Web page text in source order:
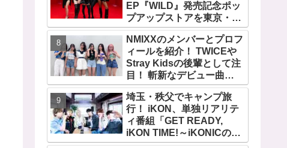
EP『WILD』発売記念ポッ
プアップストアを東京・原
宿で開催 限定グッズも登
場
NMIXXのメンバーとプロフ
ィールを紹介！ TWICEや
Stray Kidsの後輩として注
目！ 斬新なデビュー曲
「O.O」は世界中で話題
に！ 第４世代を代表する美
女ソリュンをはじめ、全員
ビジュアルメンバーといわ
れるその魅力をチェック
埼玉・秩父でキャンプ旅
行！ iKON、単独リアリテ
ィ番組「GET READY,
iKON TIME!～iKONICのた
めなら～ 」が、７月７日か